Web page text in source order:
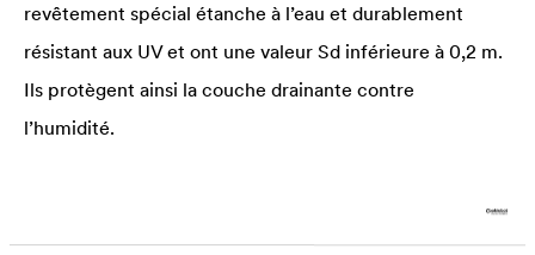
revêtement spécial étanche à l’eau et durablement
résistant aux UV et ont une valeur Sd inférieure à 0,2 m.
Ils protègent ainsi la couche drainante contre
l’humidité.